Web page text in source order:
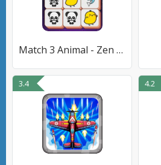
Match 3 Animal - Zen Puzzle
3.4 4.2